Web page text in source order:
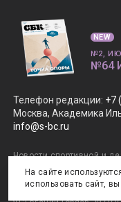
Телефон редакции: +7
Москва, Академика
info@s-bc.ru
Новости спортивной и
Консалтинг».
Главный редактор Елена
.
NEW
№2,
№64
На сайте
использовать сайт,